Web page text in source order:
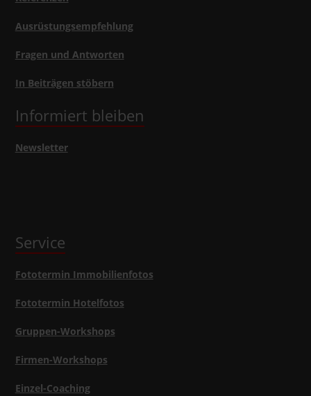
Ausrüstungsempfehlung
Fragen und Antworten
In Beiträgen stöbern
Informiert bleiben
Newsletter
Service
Fototermin Immobilienfotos
Fototermin Hotelfotos
Gruppen-Workshops
Firmen-Workshops
Einzel-Coaching